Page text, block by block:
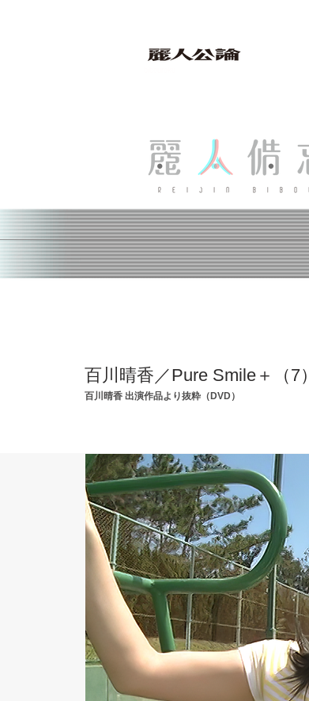
百川晴香／Pure Smile＋（7）
百川晴香 出演作品より抜粋（DVD）